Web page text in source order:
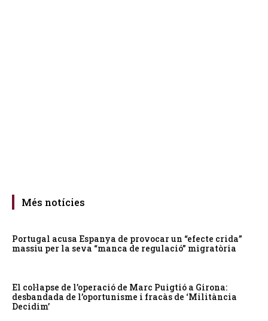
Més notícies
Portugal acusa Espanya de provocar un “efecte crida”
massiu per la seva “manca de regulació” migratòria
El col·lapse de l’operació de Marc Puigtió a Girona:
desbandada de l’oportunisme i fracàs de ‘Militància
Decidim’